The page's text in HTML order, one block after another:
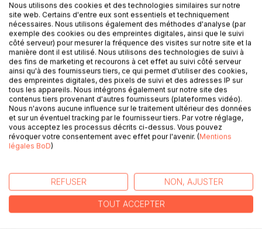
Ajouter à ma liste d'envies
Laisser un avis
DESCRIPTION
Comment cuisiner parfaitement le maquereau pour une
grillé, en braisé, en meunière, en beignet... ? Et la cerise,
me sera-t-il plus préjudiciable de la consommer confite, en
confiture, ou en beignet... ? Et concernant le chou-fleur ?
La viande de boeuf ? La pomme de terre... ? D'un simple
Nous utilisons des cookies et des technologies similaires sur notre
site web. Certains d'entre eux sont essentiels et techniquement
nécessaires. Nous utilisons également des méthodes d'analyse (par
exemple des cookies ou des empreintes digitales, ainsi que le suivi
côté serveur) pour mesurer la fréquence des visites sur notre site et la
manière dont il est utilisé. Nous utilisons des technologies de suivi à
des fins de marketing et recourons à cet effet au suivi côté serveur
ainsi qu'à des fournisseurs tiers, ce qui permet d'utiliser des cookies,
des empreintes digitales, des pixels de suivi et des adresses IP sur
tous les appareils. Nous intégrons également sur notre site des
contenus tiers provenant d'autres fournisseurs (plateformes vidéo).
Nous n'avons aucune influence sur le traitement ultérieur des données
et sur un éventuel tracking par le fournisseur tiers. Par votre réglage,
vous acceptez les processus décrits ci-dessus. Vous pouvez
révoquer votre consentement avec effet pour l'avenir. (Mentions
légales BoD)
REFUSER NON, AJUSTER
TOUT ACCEPTER